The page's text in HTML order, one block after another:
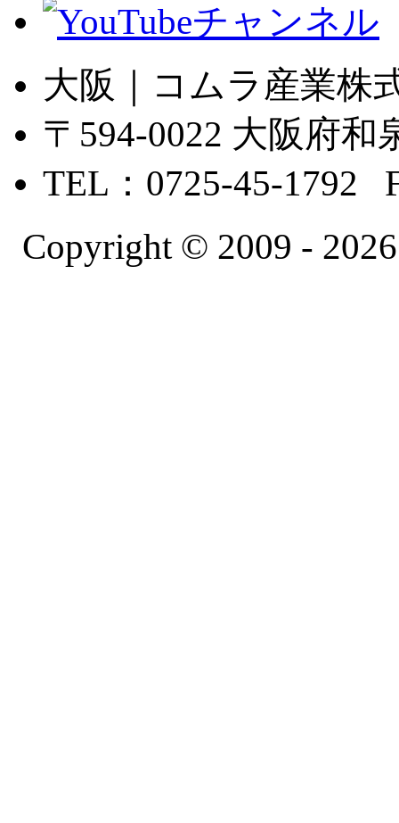
大阪｜コムラ産業株
〒594-0022 大阪府
TEL：0725-45-1792
Copyright © 2009 -